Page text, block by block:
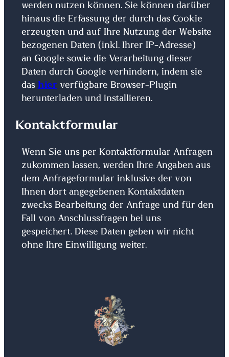
werden nutzen können. Sie können darüber
hinaus die Erfassung der durch das Cookie
erzeugten und auf Ihre Nutzung der Website
bezogenen Daten (inkl. Ihrer IP-Adresse)
an Google sowie die Verarbeitung dieser
Daten durch Google verhindern, indem sie
das hier verfügbare Browser-Plugin
herunterladen und installieren.
Kontaktformular
Wenn Sie uns per Kontaktformular Anfragen
zukommen lassen, werden Ihre Angaben aus
dem Anfrageformular inklusive der von
Ihnen dort angegebenen Kontaktdaten
zwecks Bearbeitung der Anfrage und für den
Fall von Anschlussfragen bei uns
gespeichert. Diese Daten geben wir nicht
ohne Ihre Einwilligung weiter.